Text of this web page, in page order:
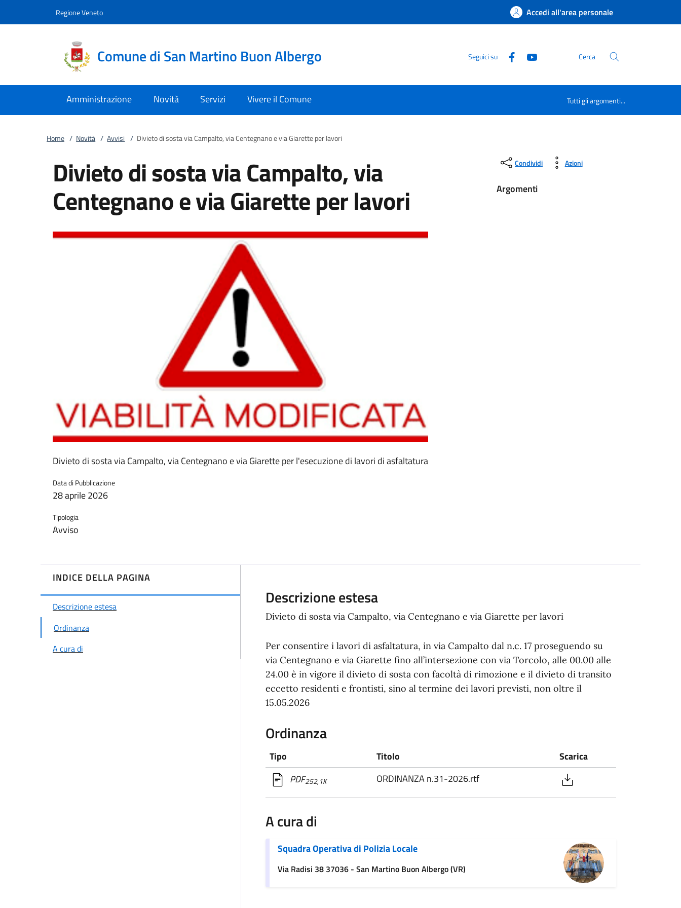
Regione Veneto Accedi all'area personale
Comune di San Martino Buon Albergo Seguici su Cerca
Amministrazione Novità Servizi Vivere il Comune Tutti gli argomenti...
Home / Novità / Avvisi / Divieto di sosta via Campalto, via Centegnano e via Giarette per lavori
Divieto di sosta via Campalto, via
Centegnano e via Giarette per lavori
Divieto di sosta via Campalto, via Centegnano e via Giarette per l'esecuzione di lavori di asfaltatura
Data di Pubblicazione
28 aprile 2026
Tipologia
Avviso
Condividi Azioni
Argomenti
INDICE DELLA PAGINA
Descrizione estesa
Ordinanza
A cura di
Descrizione estesa
Divieto di sosta via Campalto, via Centegnano e via Giarette per lavori
Per consentire i lavori di asfaltatura, in via Campalto dal n.c. 17 proseguendo su
via Centegnano e via Giarette fino all’intersezione con via Torcolo, alle 00.00 alle
24.00 è in vigore il divieto di sosta con facoltà di rimozione e il divieto di transito
eccetto residenti e frontisti, sino al termine dei lavori previsti, non oltre il
15.05.2026
Ordinanza
Tipo Titolo
Scarica
PDF252,1K ORDINANZA n.31-2026.rtf
A cura di
Squadra Operativa di Polizia Locale
Via Radisi 38 37036 - San Martino Buon Albergo (VR)